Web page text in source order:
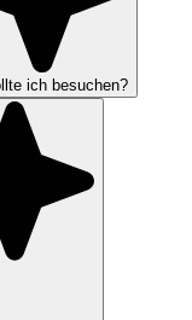
ich besuchen?